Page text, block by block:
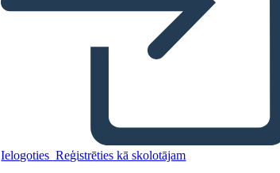
Ielogoties Reģistrēties kā skolotājam